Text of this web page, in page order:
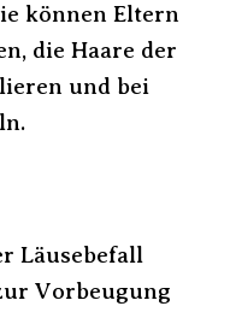
können Eltern
die Haare der
und bei
Läusebefall
Vorbeugung